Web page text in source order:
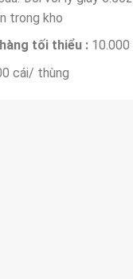
trong kho
tối thiểu : 10.000
cái/ thùng